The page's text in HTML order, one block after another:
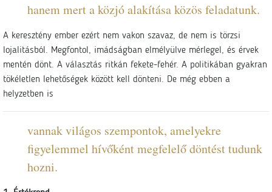
hanem mert a közjó alakítása közös feladatunk.
A keresztény ember ezért nem vakon szavaz, de nem is törzsi
lojalitásból. Megfontol, imádságban elmélyülve mérlegel, és érvek
mentén dönt. A választás ritkán fekete-fehér. A politikában gyakran
tökéletlen lehetőségek között kell dönteni. De még ebben a
helyzetben is
vannak világos szempontok, amelyekre
figyelemmel hívőként megfelelő döntést tudunk
hozni.